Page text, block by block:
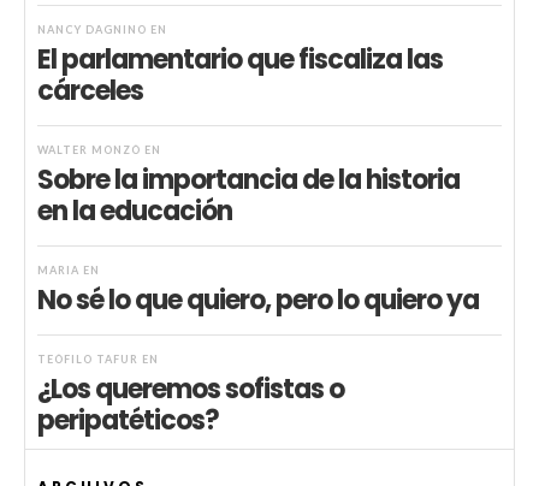
NANCY DAGNINO EN
El parlamentario que fiscaliza las
cárceles
WALTER MONZÓ EN
Sobre la importancia de la historia
en la educación
MARIA EN
No sé lo que quiero, pero lo quiero ya
TEÓFILO TAFUR EN
¿Los queremos sofistas o
peripatéticos?